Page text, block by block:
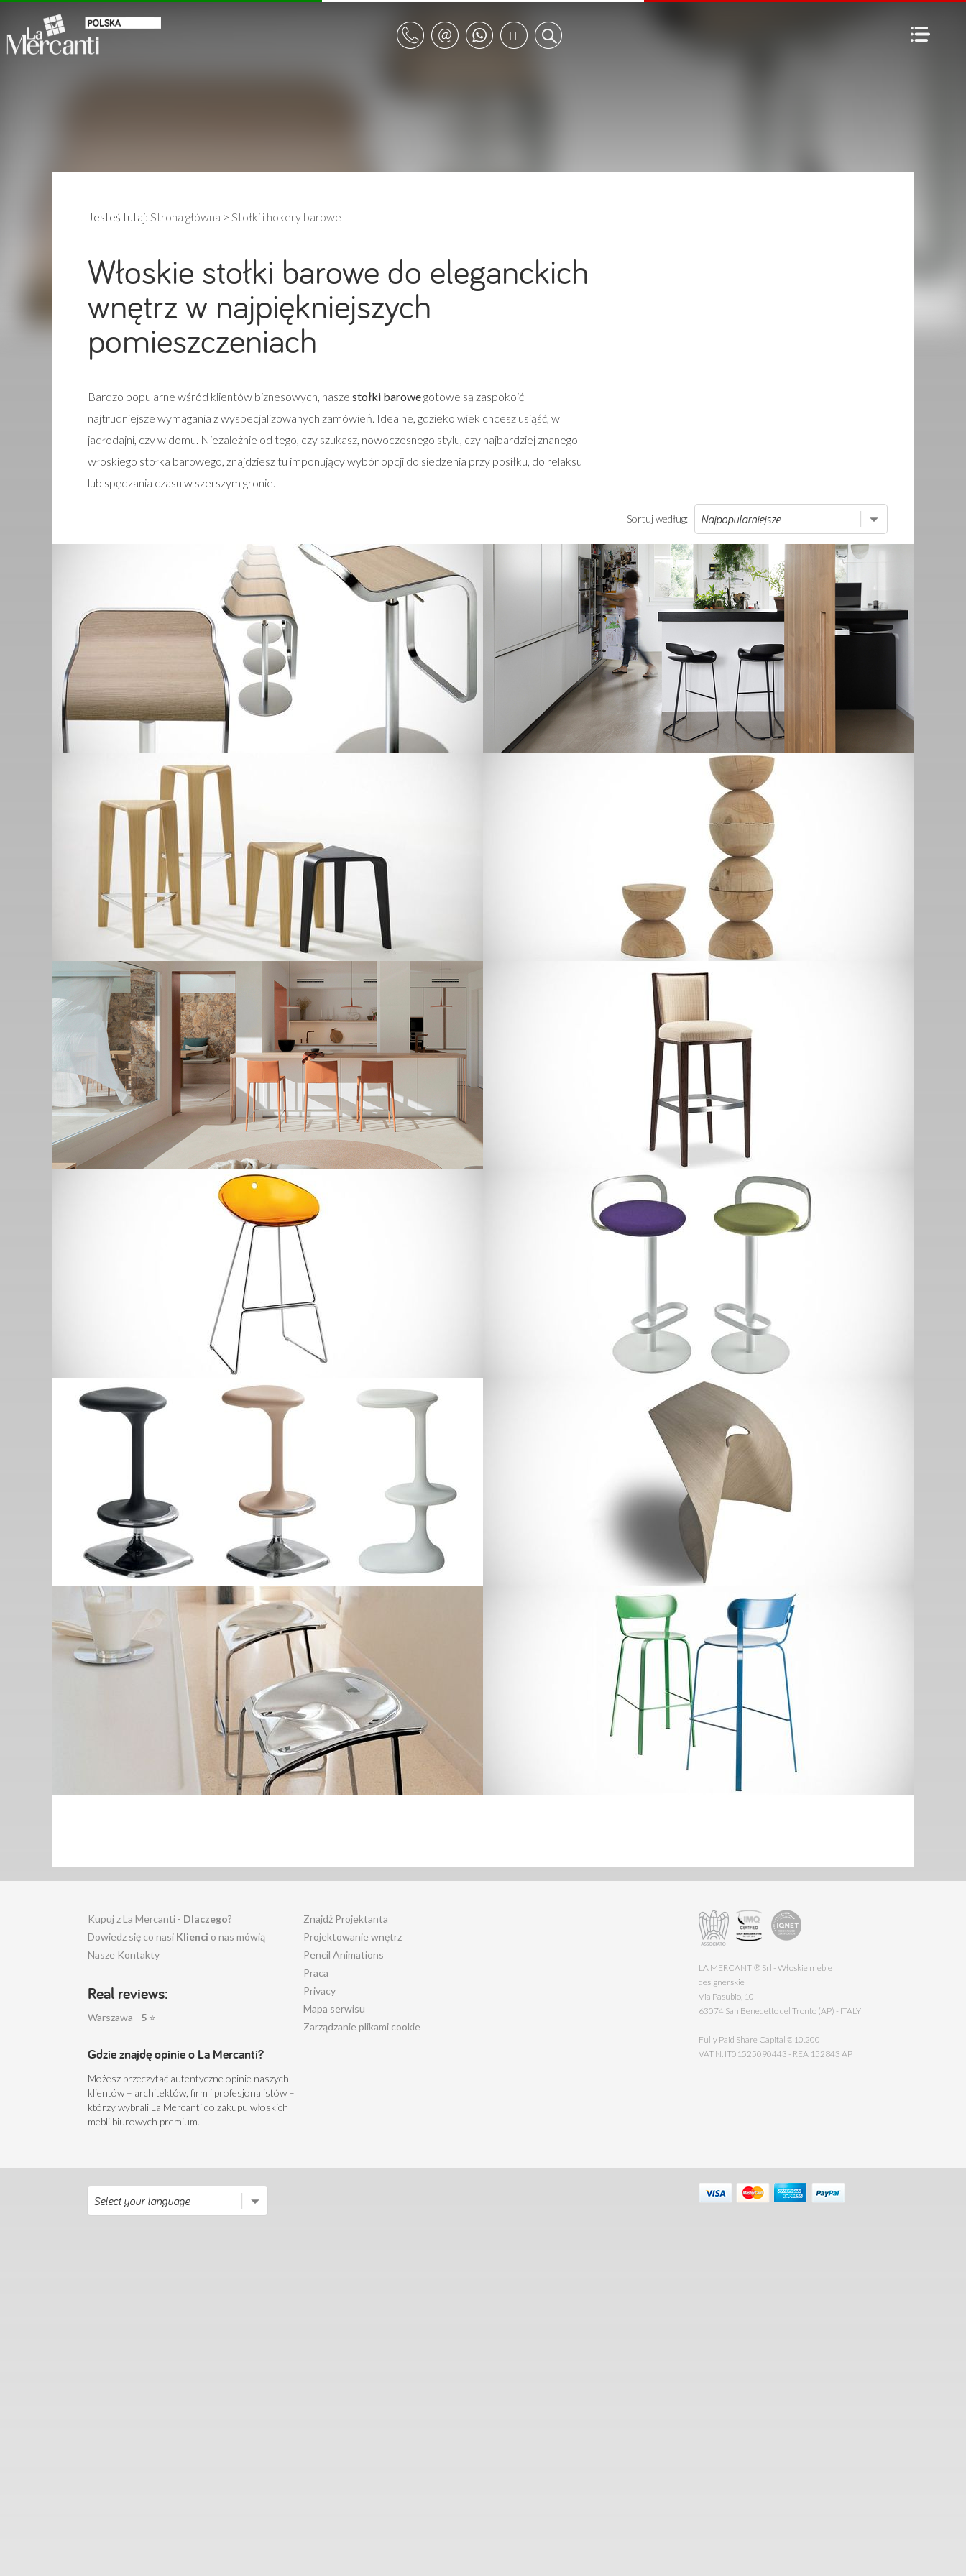
Jesteś tutaj: Strona główna > Stołki i hokery barowe
Włoskie stołki barowe do eleganckich
wnętrz w najpiękniejszych
pomieszczeniach
Bardzo popularne wśród klientów biznesowych, nasze stołki barowegotowe są zaspokoić
najtrudniejsze wymagania z wyspecjalizowanych zamówień. Idealne, gdziekolwiek chcesz usiąść, w
jadłodajni, czy w domu. Niezależnie od tego, czy szukasz, nowoczesnego stylu, czy najbardziej znanego
włoskiego stołka barowego, znajdziesz tu imponujący wybór opcji do siedzenia przy posiłku, do relaksu
lub spędzania czasu w szerszym gronie.
Sortuj według:
Kupuj z La Mercanti - Dlaczego?
Dowiedz się co nasi Klienci o nas mówią
Nasze Kontakty
Real reviews:
Warszawa - 5 ⭐
Gdzie znajdę opinie o La Mercanti?
Możesz przeczytać autentyczne opinie naszych
klientów – architektów, firm i profesjonalistów –
którzy wybrali La Mercanti do zakupu włoskich
mebli biurowych premium.
Znajdż Projektanta
Projektowanie wnętrz
Pencil Animations
Praca
Privacy
Mapa serwisu
Zarządzanie plikami cookie
LA MERCANTI® Srl - Włoskie meble
designerskie
Via Pasubio, 10
63074 San Benedetto del Tronto (AP) - ITALY
Fully Paid Share Capital € 10.200
VAT N. IT01525090443 - REA 152843 AP